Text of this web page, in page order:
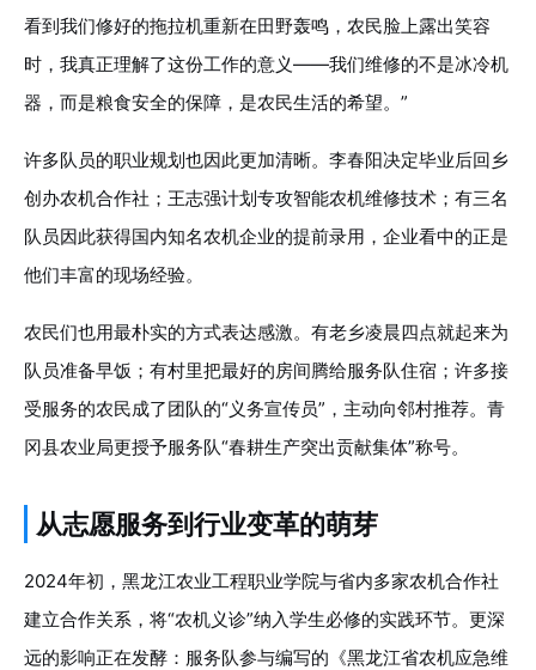
看到我们修好的拖拉机重新在田野轰鸣，农民脸上露出笑容
时，我真正理解了这份工作的意义——我们维修的不是冰冷机
器，而是粮食安全的保障，是农民生活的希望。”
许多队员的职业规划也因此更加清晰。李春阳决定毕业后回乡
创办农机合作社；王志强计划专攻智能农机维修技术；有三名
队员因此获得国内知名农机企业的提前录用，企业看中的正是
他们丰富的现场经验。
农民们也用最朴实的方式表达感激。有老乡凌晨四点就起来为
队员准备早饭；有村里把最好的房间腾给服务队住宿；许多接
受服务的农民成了团队的“义务宣传员”，主动向邻村推荐。青
冈县农业局更授予服务队“春耕生产突出贡献集体”称号。
从志愿服务到行业变革的萌芽
2024年初，黑龙江农业工程职业学院与省内多家农机合作社
建立合作关系，将“农机义诊”纳入学生必修的实践环节。更深
远的影响正在发酵：服务队参与编写的《黑龙江省农机应急维